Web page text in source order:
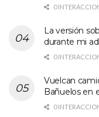
0
La versión
durante mi
0
Vuelcan
Bañuelos en
0